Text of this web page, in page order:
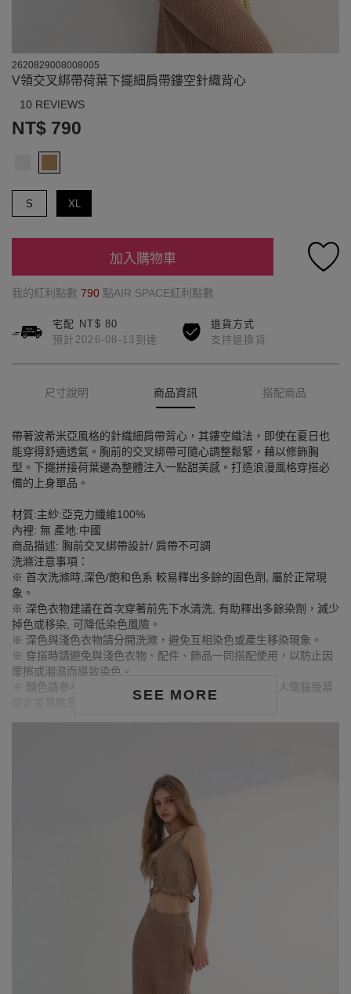
2620829008008005
V領交叉綁帶荷葉下擺細肩帶鏤空針織背心
10 REVIEWS
NT$ 790
S XL
加入購物車
我的紅利點數 790 點AIR SPACE紅利點數
宅配 NT$ 80
預計2026-08-13到達
退貨方式
支持退換貨
尺寸說明 商品資訊 搭配商品
SEE MORE
帶著波希米亞風格的針織細肩帶背心，其鏤空織法，即使在夏日也
能穿得舒適透氣。胸前的交叉綁帶可隨心調整鬆緊，藉以修飾胸
型。下擺拼接荷葉邊為整體注入一點甜美感。打造浪漫風格穿搭必
備的上身單品。
材質:主紗:亞克力纖維100%
內裡: 無 產地:中國
商品描述: 胸前交叉綁帶設計/ 肩帶不可調
洗滌注意事項：
※ 首次洗滌時,深色/飽和色系 較易釋出多餘的固色劑, 屬於正常現
象。
※ 深色衣物建議在首次穿著前先下水清洗, 有助釋出多餘染劑，減少
掉色或移染, 可降低染色風險。
※ 深色與淺色衣物請分開洗滌，避免互相染色或產生移染現象。
※ 穿搭時請避免與淺色衣物、配件、飾品一同搭配使用，以防止因
摩擦或潮濕而導致染色。
※ 顏色請參考單品圖片較為接近，但因圖檔顏色會因個人電腦螢幕
設定差異略有不同，請以實際商品顏色為準。
腰圍Waist：71cm／臀圍hips：99cm
身高173cm／胸圍Bust：84cm
腰圍Waist：59cm／臀圍hips：91cm